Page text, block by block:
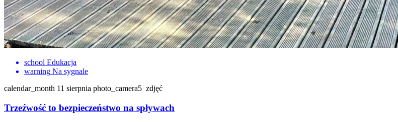
school Edukacja
warning Na sygnale
calendar_month 11 sierpnia photo_camera5 zdjęć
Trzeźwość to bezpieczeństwo na spływach